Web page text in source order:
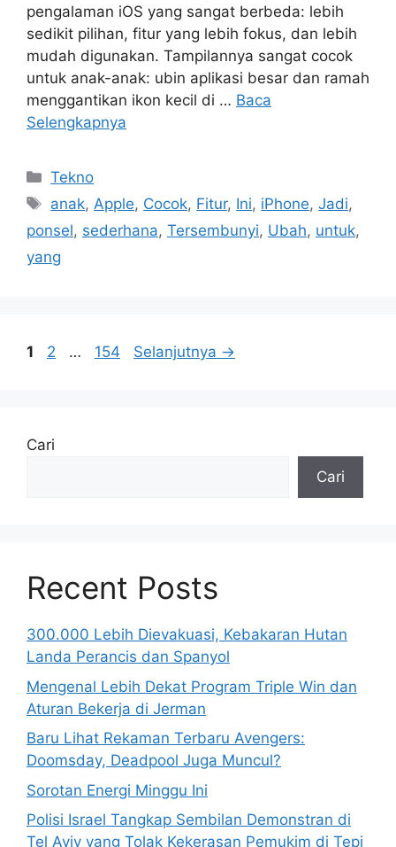
pengalaman iOS yang sangat berbeda: lebih
sedikit pilihan, fitur yang lebih fokus, dan lebih
mudah digunakan. Tampilannya sangat cocok
untuk anak-anak: ubin aplikasi besar dan ramah
menggantikan ikon kecil di … Baca
Selengkapnya
Kategori
Tekno
Tag
anak,Apple, Cocok, Fitur, Ini, iPhone,Jadi,
ponsel, sederhana, Tersembunyi, Ubah, untuk,
yang
Halaman
1 Halaman
2 … Halaman
154 Selanjutnya →
Cari
Cari
Recent Posts
300.000 Lebih Dievakuasi, Kebakaran Hutan
Landa Perancis dan Spanyol
Mengenal Lebih Dekat Program Triple Win dan
Aturan Bekerja di Jerman
Baru Lihat Rekaman Terbaru Avengers:
Doomsday, Deadpool Juga Muncul?
Sorotan Energi Minggu Ini
Polisi Israel Tangkap Sembilan Demonstran di
Tel Aviv yang Tolak Kekerasan Pemukim di Tepi